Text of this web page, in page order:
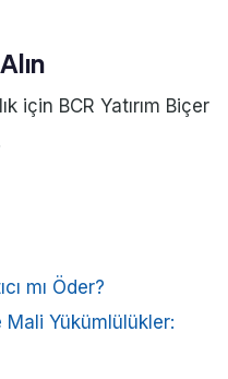
için BCR Yatırım Biçer
mı Öder?
Yükümlülükler: